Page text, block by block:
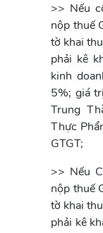
>> Nếu
nộp thuế
tờ khai
phải kê
kinh
5%; giá
Trung
Thực
GTGT;
>> Nếu
nộp thuế
tờ khai
phải kê